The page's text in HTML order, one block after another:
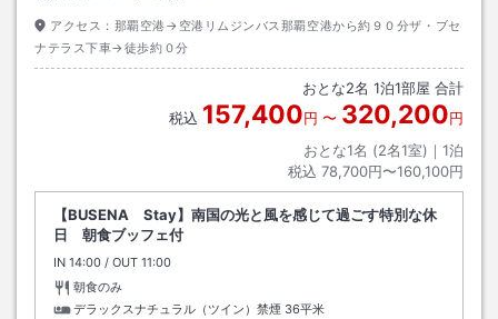
アクセス： 那覇空港→空港リムジンバス那覇空港から約９０分ザ・ブセ
ナテラス下車→徒歩約０分
おとな2名 1泊1部屋 合計
税込 157,400円 〜 320,200円
おとな1名 (2名1室)｜ 1泊
税込 78,700円〜160,100円
【BUSENA Stay】南国の光と風を感じて過ごす特別な休
日 朝食ブッフェ付
IN チェックイン
14:00 / OUT チェックアウト
11:00
朝食のみ
デラックスナチュラル（ツイン）禁煙 36平米